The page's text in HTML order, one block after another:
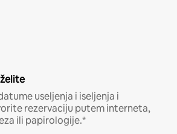
useljenja i iseljenja i
rezervaciju putem interneta,
ili papirologije.*